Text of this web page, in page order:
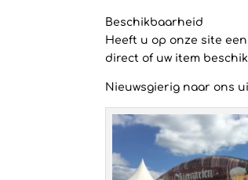
Beschikbaarheid
Heeft u op onze site
direct of uw item
Nieuwsgierig naar ons